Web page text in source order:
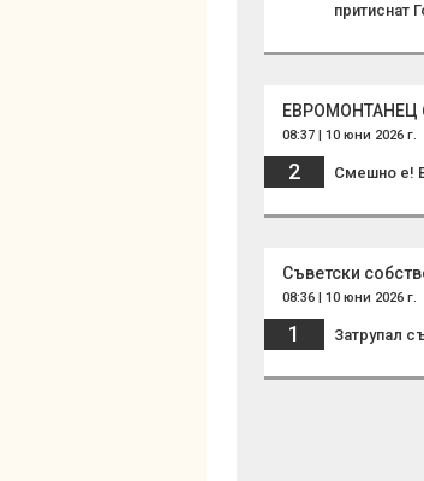
притиснат
ЕВРОМОНТАНЕЦ
08:37 | 10 юни 2026 г.
2 Смешно е!
Съветски
08:36 | 10 юни 2026 г.
1 Затрупал